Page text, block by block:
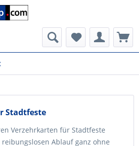
Stadtfeste
Verzehrkarten für Stadtfeste
Ablauf ganz ohne